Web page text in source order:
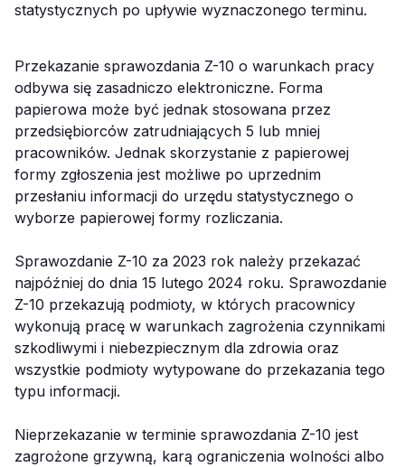
statystycznych po upływie wyznaczonego terminu.
Przekazanie sprawozdania Z-10 o warunkach pracy
odbywa się zasadniczo elektroniczne. Forma
papierowa może być jednak stosowana przez
przedsiębiorców zatrudniających 5 lub mniej
pracowników. Jednak skorzystanie z papierowej
formy zgłoszenia jest możliwe po uprzednim
przesłaniu informacji do urzędu statystycznego o
wyborze papierowej formy rozliczania.
Sprawozdanie Z-10 za 2023 rok należy przekazać
najpóźniej do dnia 15 lutego 2024 roku. Sprawozdanie
Z-10 przekazują podmioty, w których pracownicy
wykonują pracę w warunkach zagrożenia czynnikami
szkodliwymi i niebezpiecznym dla zdrowia oraz
wszystkie podmioty wytypowane do przekazania tego
typu informacji.
Nieprzekazanie w terminie sprawozdania Z-10 jest
zagrożone grzywną, karą ograniczenia wolności albo